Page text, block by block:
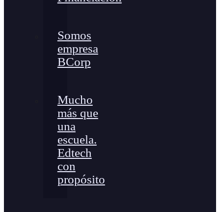
Somos
empresa
BCorp
Mucho
más que
una
escuela.
Edtech
con
propósito